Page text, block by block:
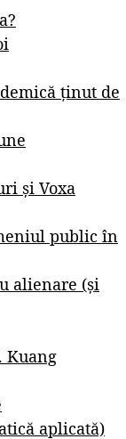
ținut de
și Voxa
public în
alienare (și
Kuang
aplicată)